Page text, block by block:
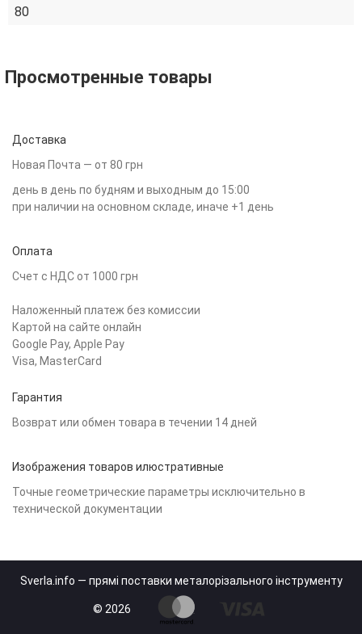
80
Просмотренные товары
Доставка
Новая Почта — от 80 грн
день в день по будням и выходным до 15:00
при наличии на основном складе, иначе +1 день
Оплата
Счет с НДС от 1000 грн
Наложенный платеж без комиссии
Картой на сайте онлайн
Google Pay, Apple Pay
Visa, MasterCard
Гарантия
Возврат или обмен товара в течении 14 дней
Изображения товаров илюстративные
Точные геометрические параметры исключительно в
технической документации
Sverla.info — прямі поставки металорізального інструменту
© 2026